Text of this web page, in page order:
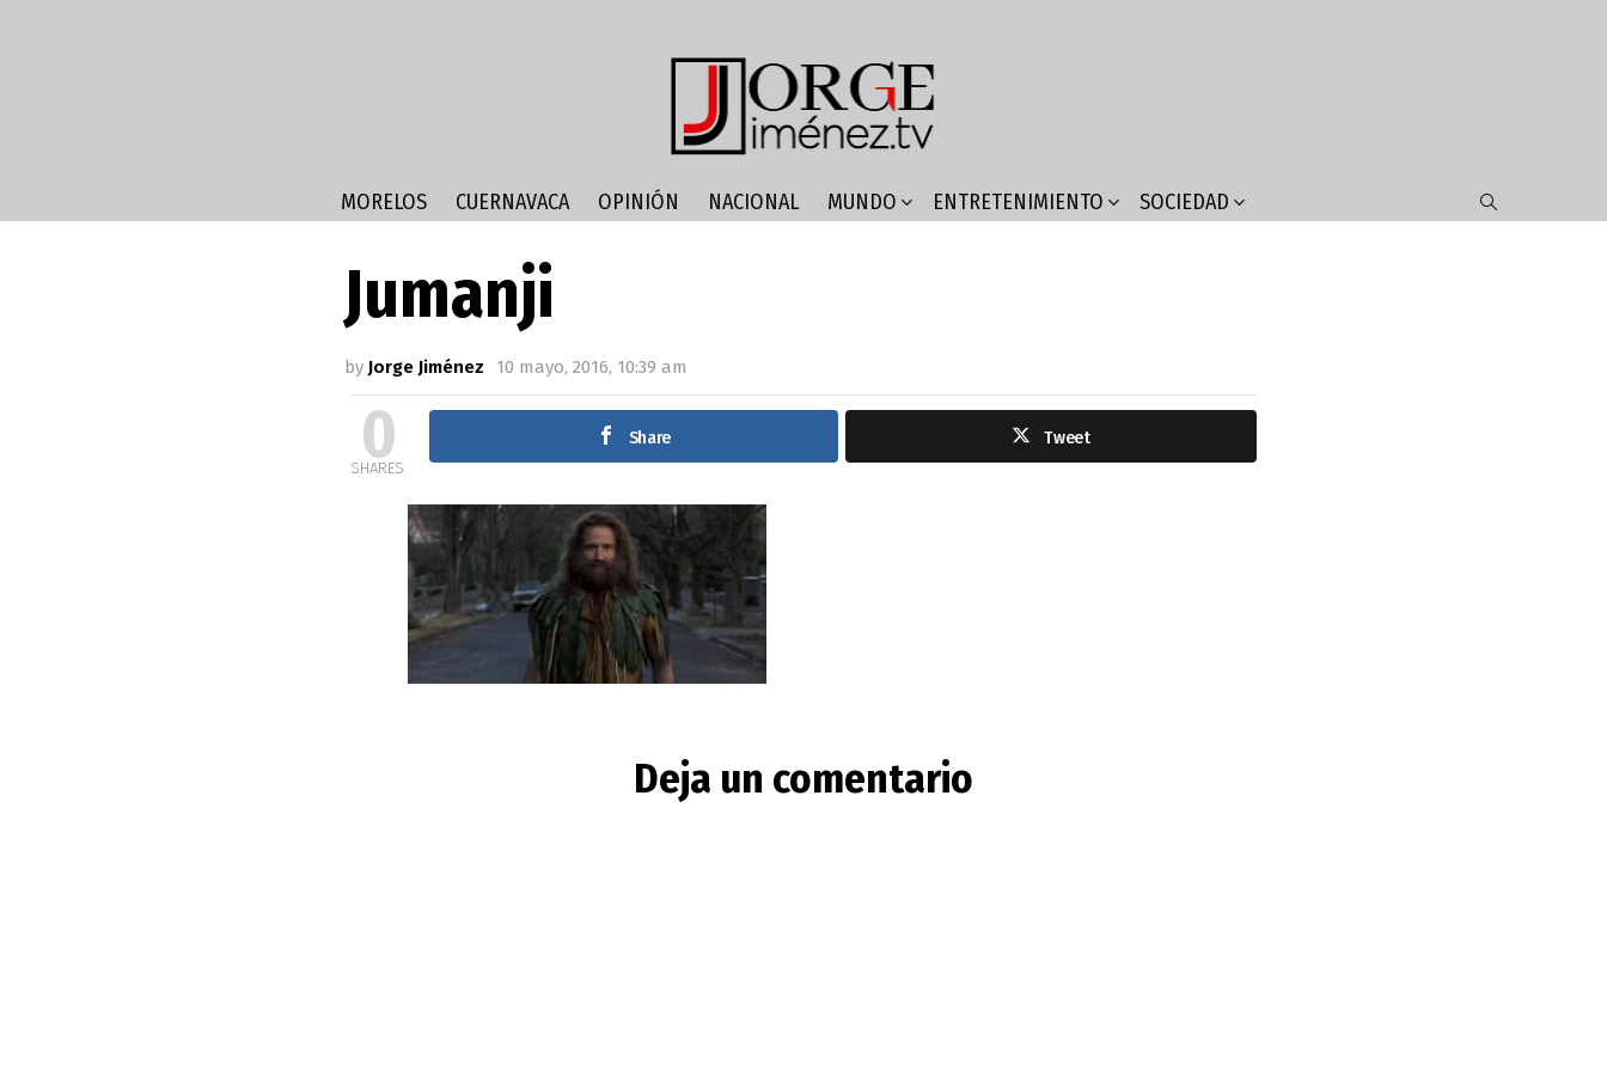
MORELOS CUERNAVACA OPINIÓN NACIONAL MUNDO ENTRETENIMIENTO SOCIEDAD
Jumanji
by Jorge Jiménez 10 mayo, 2016, 10:39 am
0
SHARES
Share Tweet
Deja un comentario